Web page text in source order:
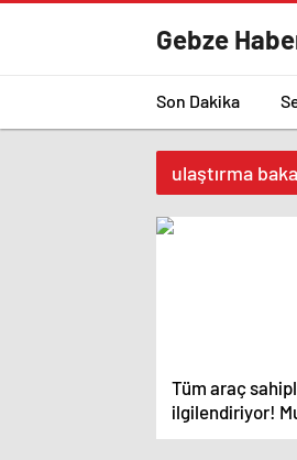
Gebze
Son Dakika
ulaştırma
Tüm araç
ilgilendiriyor!
dönem başlıyor